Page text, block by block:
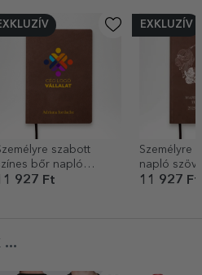
szabott
bőr napló
és szöveggel
927 Ft
EXKLUZÍV
Személyre
napló
11 927 Ft